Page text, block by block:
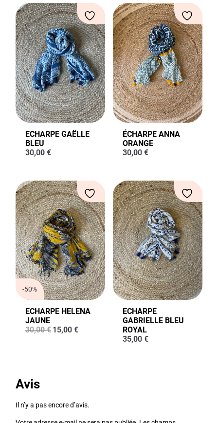
ECHARPE GAËLLE
BLEU
30,00 €
ÉCHARPE ANNA
ORANGE
30,00 €
-50%
ECHARPE HELENA
JAUNE
30,00€ Le
15,00 €Le
ECHARPE
GABRIELLE BLEU
ROYAL
35,00 €
Avis
Il n’y a pas encore d’avis.